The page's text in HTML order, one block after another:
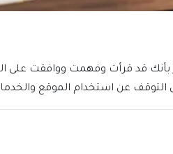
التوقف عن استخدام الموقع